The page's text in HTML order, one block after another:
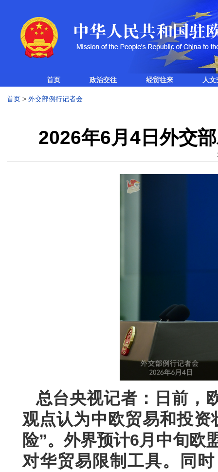
首页 政治交往 经贸往来 人
首页> 外交部例行记者会
2026年6月4日外交
总台央视记者：日前，
观点认为中欧贸易和投
险”。外界预计6月中旬欧
对华贸易限制工具。同